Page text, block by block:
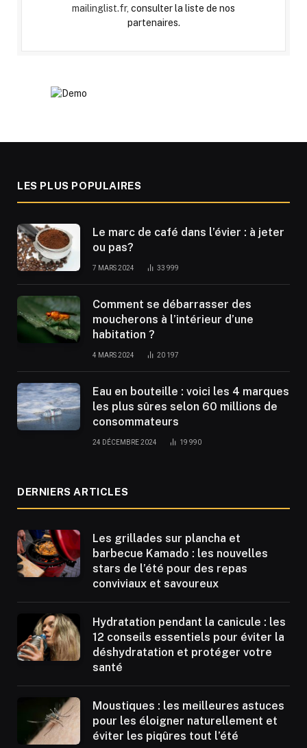
mailinglist.fr, consulter la liste de nos
partenaires.
LES PLUS POPULAIRES
Le marc de café dans l’évier : à jeter
ou pas?
7 MARS 2024 33 999
Comment se débarrasser des
moucherons à l’intérieur d’une
habitation ?
4 MARS 2024 20 197
Eau en bouteille : voici les 4 marques
les plus sûres selon 60 millions de
consommateurs
24 DÉCEMBRE 2024 19 990
DERNIERS ARTICLES
Les grillades sur plancha et
barbecue Kamado : les nouvelles
stars de l’été pour des repas
conviviaux et savoureux
Hydratation pendant la canicule : les
12 conseils essentiels pour éviter la
déshydratation et protéger votre
santé
Moustiques : les meilleures astuces
pour les éloigner naturellement et
éviter les piqûres tout l’été